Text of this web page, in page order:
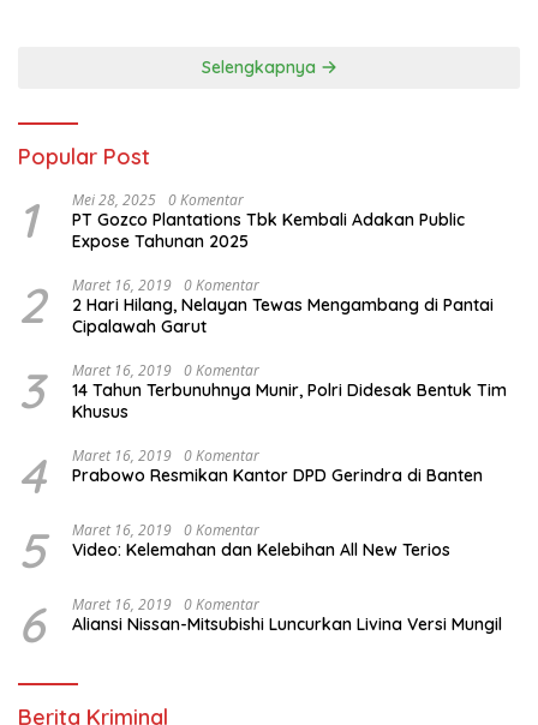
Selengkapnya
Popular Post
1 Mei 28, 2025 0 Komentar
PT Gozco Plantations Tbk Kembali Adakan Public
Expose Tahunan 2025
2 Maret 16, 2019 0 Komentar
2 Hari Hilang, Nelayan Tewas Mengambang di Pantai
Cipalawah Garut
3 Maret 16, 2019 0 Komentar
14 Tahun Terbunuhnya Munir, Polri Didesak Bentuk Tim
Khusus
4 Maret 16, 2019 0 Komentar
Prabowo Resmikan Kantor DPD Gerindra di Banten
5 Maret 16, 2019 0 Komentar
Video: Kelemahan dan Kelebihan All New Terios
6 Maret 16, 2019 0 Komentar
Aliansi Nissan-Mitsubishi Luncurkan Livina Versi Mungil
Berita Kriminal